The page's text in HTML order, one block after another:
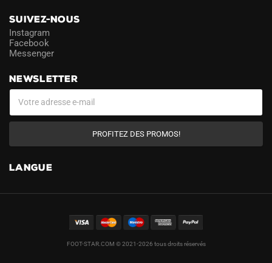
SUIVEZ-NOUS
Instagram
Facebook
Messenger
NEWSLETTER
PROFITEZ DES PROMOS!
LANGUE
FOOT-STAR.COM © 2021-2026 tous droits réservés